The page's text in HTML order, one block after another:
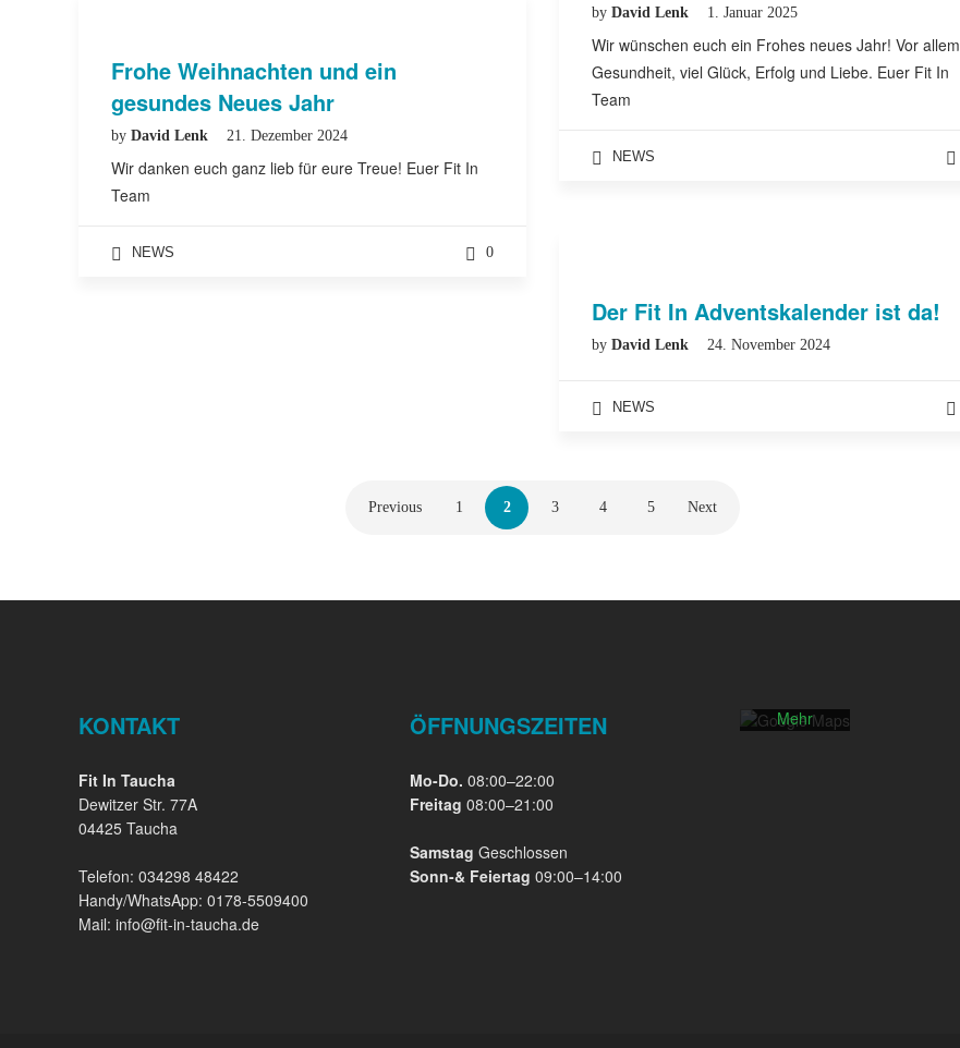
by David Lenk 1. Januar 2025
Wir wünschen euch ein Frohes neues Jahr! Vor allem
Gesundheit, viel Glück, Erfolg und Liebe. Euer Fit In
Team
NEWS
Frohe Weihnachten und ein
gesundes Neues Jahr
by David Lenk 21. Dezember 2024
Wir danken euch ganz lieb für eure Treue! Euer Fit In
Team
NEWS 0
Der Fit In Adventskalender ist da!
by David Lenk 24. November 2024
NEWS
Previous 1 2 3 4 5 Next
KONTAKT
Fit In Taucha
Dewitzer Str. 77A
04425 Taucha
Telefon: 034298 48422
Handy/WhatsApp: 0178-5509400
Mail: info@fit-in-taucha.de
ÖFFNUNGSZEITEN
Mo-Do. 08:00–22:00
Freitag 08:00–21:00
Samstag Geschlossen
Sonn-& Feiertag 09:00–14:00
Mehr